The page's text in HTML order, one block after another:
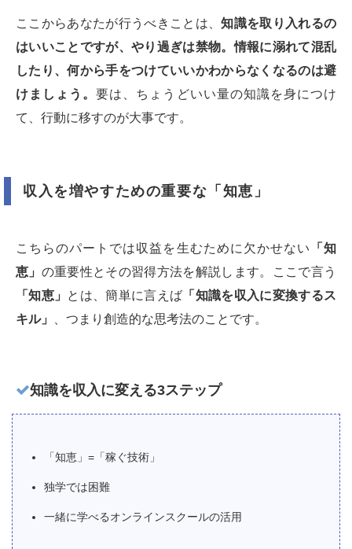
ここからあなたが行うべきことは、知識を取り入れるの
はいいことですが、やり過ぎは禁物。情報に溺れて混乱
したり、何から手をつけていいかわからなくなるのは避
けましょう。要は、ちょうどいい量の知識を身につけ
て、行動に移すのが大事です。
収入を増やすための重要な「知恵」
こちらのパートでは収益を生むために欠かせない
「知
恵」 の重要性とその習得方法を解説します。ここで言う
「知恵」 とは、簡単に言えば 「知識を収入に変換するス
キル」
、つまり創造的な思考法のことです。
知識を収入に変える3ステップ
「知恵」=「稼ぐ技術」
独学では困難
一緒に学べるオンラインスクールの活用